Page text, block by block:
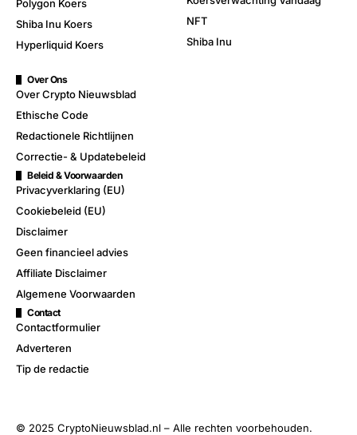
Polygon Koers
Shiba Inu Koers
Hyperliquid Koers
NFT
Shiba Inu
Over Ons
Over Crypto Nieuwsblad
Ethische Code
Redactionele Richtlijnen
Correctie- & Updatebeleid
Beleid & Voorwaarden
Privacyverklaring (EU)
Cookiebeleid (EU)
Disclaimer
Geen financieel advies
Affiliate Disclaimer
Algemene Voorwaarden
Contact
Contactformulier
Adverteren
Tip de redactie
© 2025 CryptoNieuwsblad.nl – Alle rechten voorbehouden.